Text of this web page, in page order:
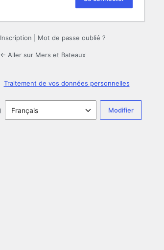
Inscription Mot de passe oublié ?
← Aller sur Mers et Bateaux
Traitement de vos données personnelles
Langue